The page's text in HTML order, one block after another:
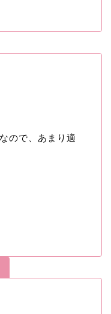
ので、あまり適